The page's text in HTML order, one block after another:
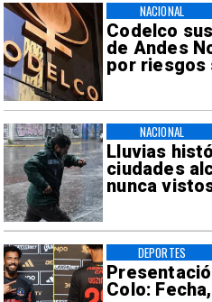
Codelco
de Andes
por riesgos
NACIONAL
Lluvias
ciudades
nunca
NACIONAL
Colo:
DEPORTES